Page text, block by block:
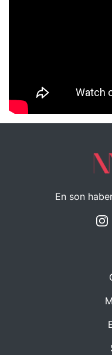
NYXmag 2. Yaş
En son